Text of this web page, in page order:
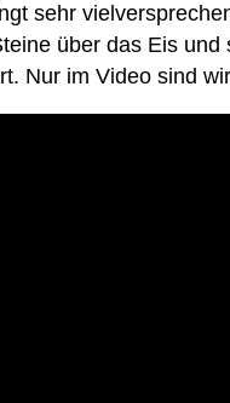
sehr
über das Eis und
Nur im Video sind